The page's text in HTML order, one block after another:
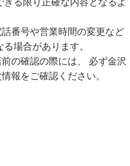
る限り正確な内容となるよ
番号や営業時間の変更など
場合があります。
の確認の際には、 必ず金沢
報をご確認ください。